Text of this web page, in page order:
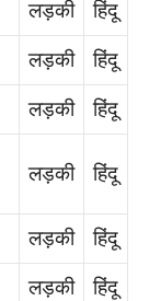
लड़की
हिंदू
लड़की
हिंदू
लड़की हिंदू
लड़की हिंदू
लड़की
हिंदू
लड़की
हिंदू